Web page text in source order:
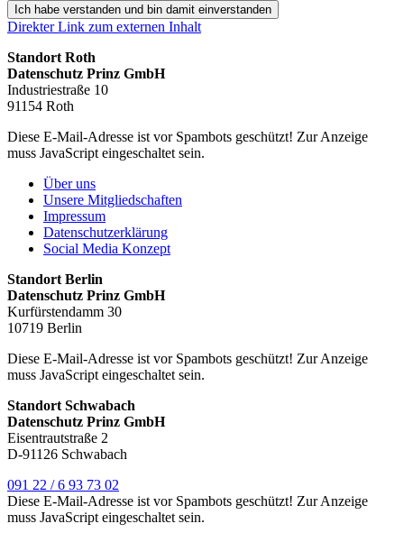
Ich habe verstanden und bin damit einverstanden
Direkter Link zum externen Inhalt
Standort Roth
Datenschutz Prinz GmbH
Industriestraße 10
91154 Roth
Diese E-Mail-Adresse ist vor Spambots geschützt! Zur Anzeige
muss JavaScript eingeschaltet sein.
Über uns
Unsere Mitgliedschaften
Impressum
Datenschutzerklärung
Social Media Konzept
Standort Berlin
Datenschutz Prinz GmbH
Kurfürstendamm 30
10719 Berlin
Diese E-Mail-Adresse ist vor Spambots geschützt! Zur Anzeige
muss JavaScript eingeschaltet sein.
Standort Schwabach
Datenschutz Prinz GmbH
Eisentrautstraße 2
D-91126 Schwabach
091 22 / 6 93 73 02
Diese E-Mail-Adresse ist vor Spambots geschützt! Zur Anzeige
muss JavaScript eingeschaltet sein.